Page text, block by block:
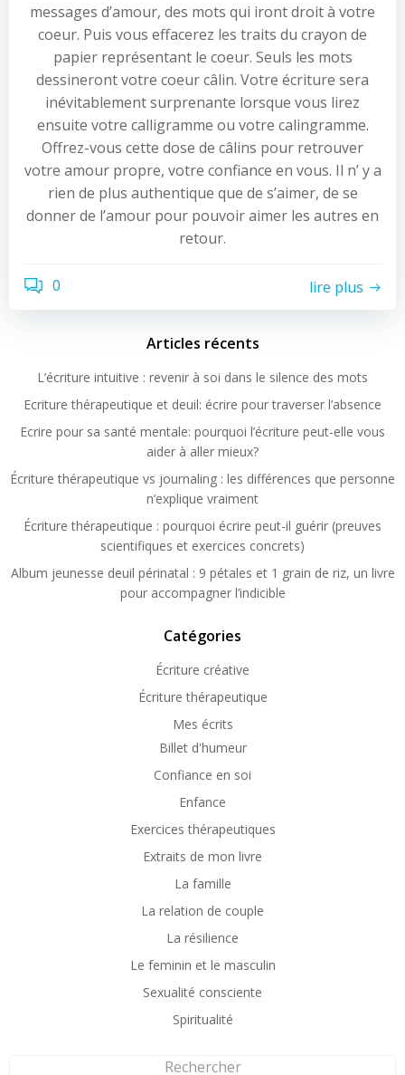
messages d’amour, des mots qui iront droit à votre
coeur. Puis vous effacerez les traits du crayon de
papier représentant le coeur. Seuls les mots
dessineront votre coeur câlin. Votre écriture sera
inévitablement surprenante lorsque vous lirez
ensuite votre calligramme ou votre calingramme.
Offrez-vous cette dose de câlins pour retrouver
votre amour propre, votre confiance en vous. Il n’ y a
rien de plus authentique que de s’aimer, de se
donner de l’amour pour pouvoir aimer les autres en
retour.
0 lire plus
Articles récents
L’écriture intuitive : revenir à soi dans le silence des mots
Ecriture thérapeutique et deuil: écrire pour traverser l’absence
Ecrire pour sa santé mentale: pourquoi l’écriture peut-elle vous
aider à aller mieux?
Écriture thérapeutique vs journaling : les différences que personne
n’explique vraiment
Écriture thérapeutique : pourquoi écrire peut-il guérir (preuves
scientifiques et exercices concrets)
Album jeunesse deuil périnatal : 9 pétales et 1 grain de riz, un livre
pour accompagner l’indicible
Catégories
Écriture créative
Écriture thérapeutique
Mes écrits
Billet d'humeur
Confiance en soi
Enfance
Exercices thérapeutiques
Extraits de mon livre
La famille
La relation de couple
La résilience
Le feminin et le masculin
Sexualité consciente
Spiritualité
Rechercher